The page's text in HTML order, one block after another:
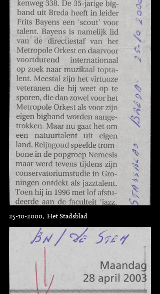
25-10-2000, Het Stadsblad